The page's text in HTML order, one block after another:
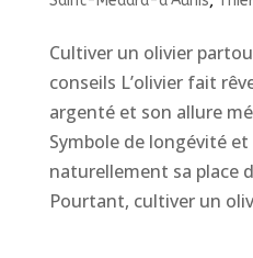
Cultiver un olivier
conseils L’olivier fait
argenté et son allure
Symbole de longévité
naturellement sa place
Pourtant, cultiver un